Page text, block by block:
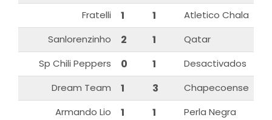
Fratelli
1 1
Atletico Chala
Sanlorenzinho
2 1
Qatar
Sp Chili Peppers
0 1
Desactivados
Dream Team
1 3
Chapecoense
Armando Lio
1 1 Perla Negra